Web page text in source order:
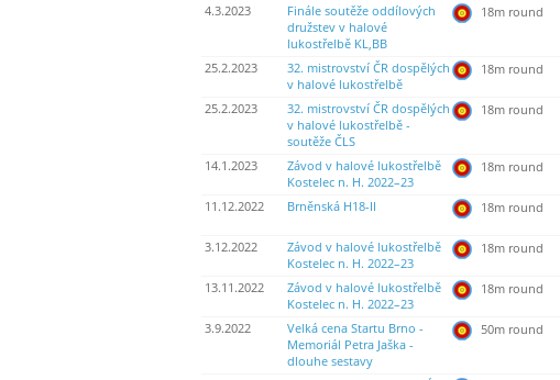
4.3.2023
Finále soutěže oddílových
družstev v halové
lukostřelbě KL,BB
18m round
25.2.2023
32. mistrovství ČR dospělých
v halové lukostřelbě
18m round
25.2.2023
32. mistrovství ČR dospělých
v halové lukostřelbě -
soutěže ČLS
18m round
14.1.2023
Závod v halové lukostřelbě
Kostelec n. H. 2022–23
18m round
11.12.2022
Brněnská H18-II 18m round
3.12.2022
Závod v halové lukostřelbě
Kostelec n. H. 2022–23
18m round
13.11.2022
Závod v halové lukostřelbě
Kostelec n. H. 2022–23
18m round
3.9.2022
Velká cena Startu Brno -
Memoriál Petra Jaška -
dlouhe sestavy
50m round